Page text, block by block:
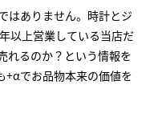
はありません。時計とジ
以上営業している当店だ
れるのか？という情報を
+αでお品物本来の価値を